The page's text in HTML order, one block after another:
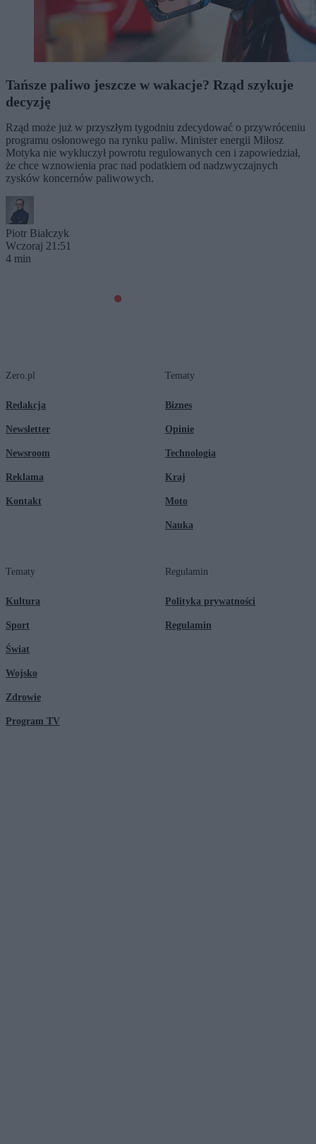
Tańsze paliwo jeszcze w wakacje? Rząd szykuje
decyzję
Rząd może już w przyszłym tygodniu zdecydować o przywróceniu
programu osłonowego na rynku paliw. Minister energii Miłosz
Motyka nie wykluczył powrotu regulowanych cen i zapowiedział,
że chce wznowienia prac nad podatkiem od nadzwyczajnych
zysków koncernów paliwowych.
Piotr Białczyk
Wczoraj 21:51
4 min
Zero.pl
Redakcja
Newsletter
Newsroom
Reklama
Kontakt
Tematy
Biznes
Opinie
Technologia
Kraj
Moto
Nauka
Tematy
Kultura
Sport
Świat
Wojsko
Zdrowie
Program TV
Regulamin
Polityka prywatności
Regulamin